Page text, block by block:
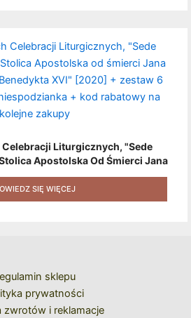
Liturgicznych, "Sede
Apostolska Od Śmierci Jana
XVI" [2020] + Zestaw 6
+ Kod Rabatowy Na
Zakupy
SIĘ WIĘCEJ
sklepu
prywatności
zwrotów i reklamacje